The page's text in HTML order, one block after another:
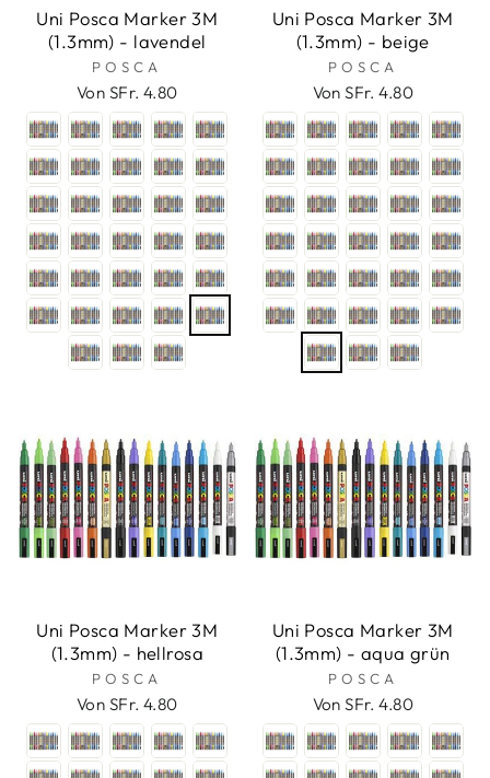
Uni Posca Marker 3M
(1.3mm) - lavendel
POSCA
Von SFr. 4.80
Uni Posca Marker 3M
(1.3mm) - beige
POSCA
Von SFr. 4.80
Uni Posca Marker 3M
(1.3mm) - hellrosa
POSCA
Von SFr. 4.80
Uni Posca Marker 3M
(1.3mm) - aqua grün
POSCA
Von SFr. 4.80